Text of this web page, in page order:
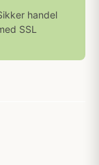
handel
SSL